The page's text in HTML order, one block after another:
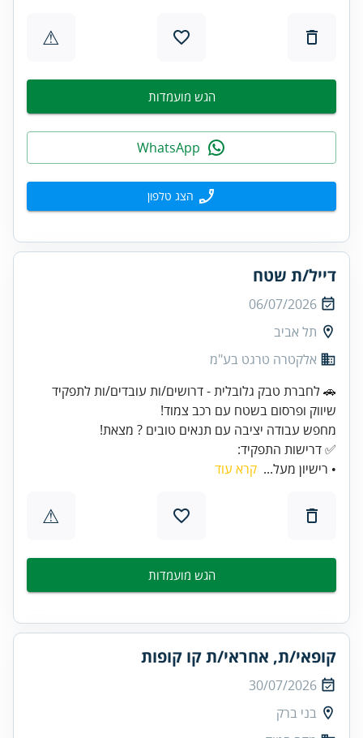
⚠
הגש מועמדות
הצג טלפון
דייל/ת שטח
06/07/2026
תל אביב
אלקטרה טרגט בע"מ
🚗 לחברת טבק גלובלית - דרושים/ות עובדים/ות לתפקיד
✅ דרישות התפקיד:
• רישיון מעל... קרא עוד
⚠
הגש מועמדות
קופאי/ת, אחראי/ת קו קופות
30/07/2026
בני ברק